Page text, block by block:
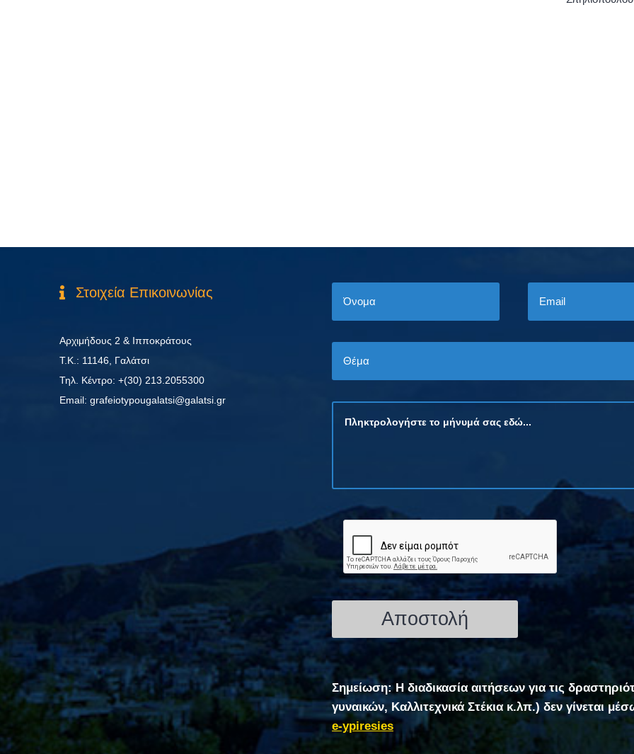
Στοιχεία Επικοινωνίας
Αρχιμήδους 2 & Ιπποκράτους
Τ.Κ.: 11146, Γαλάτσι
Τηλ. Κέντρο: +(30) 213.2055300
Εmail: grafeiotypougalatsi@galatsi.gr
Σημείωση: Η διαδικασία αιτήσεων για τις
γυναικών, Καλλιτεχνικά Στέκια κ.λπ.) δεν γίνεται
e-ypiresies